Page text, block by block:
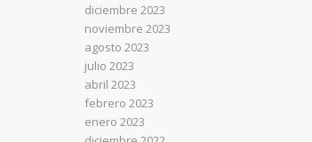
diciembre 2023
noviembre 2023
agosto 2023
julio 2023
abril 2023
febrero 2023
enero 2023